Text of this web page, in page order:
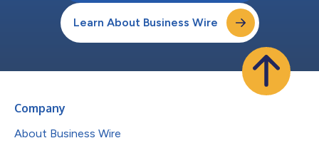
Learn About Business Wire
Company
About Business Wire